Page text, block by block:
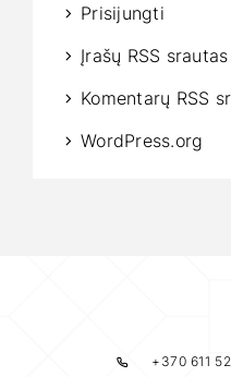
Prisijungti
Įrašų RSS srautas
Komentarų RSS
WordPress.org
+370 611